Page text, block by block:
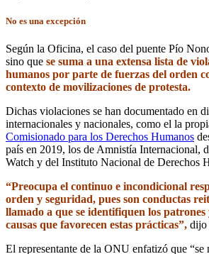
No es una excepción
Según la Oficina, el caso del puente Pío
sino que se suma a una extensa lista de
humanos por parte de fuerzas del orden
contexto de movilizaciones de protesta.
Dichas violaciones se han documentado en
internacionales y nacionales, como el la
Comisionado para los Derechos Humanos
país en 2019, los de Amnistía Internacional,
Watch y del Instituto Nacional de Derechos
“Preocupa el continuo e incondicional
orden y seguridad, pues son conductas
llamado a que se identifiquen los patrones
causas que favorecen estas prácticas”, dijo
El representante de la ONU enfatizó que “se